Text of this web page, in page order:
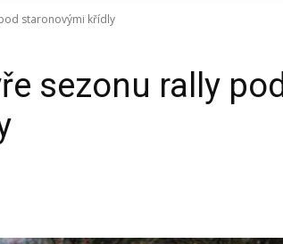
staronovými křídly
sezonu rally pod